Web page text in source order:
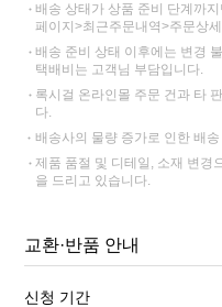
배송 상태가 상품 준비 단계까
페이지>최근주문내역>주문상
배송 준비 상태 이후에는 변경
택배비는 고객님 부담입니다.
록시걸 온라인몰 주문 건과 타
다.
배송사의 물량 증가로 인한 배
제품 품절 및 디테일, 소재 변경
을 드리고 있습니다.
교환·반품 안내
신청 기간